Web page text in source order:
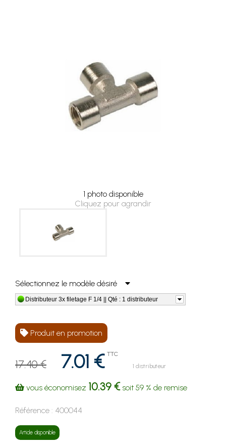
1 photo disponible
Cliquez pour agrandir
Sélectionnez le modèle désiré
Distributeur 3x filetage F 1/4 || Qté : 1 distributeur
Produit en promotion
17.40 € 7.01 € TTC
1 distributeur
vous économisez 10.39 €soit 59 % de remise
Référence : 400044
Article disponible